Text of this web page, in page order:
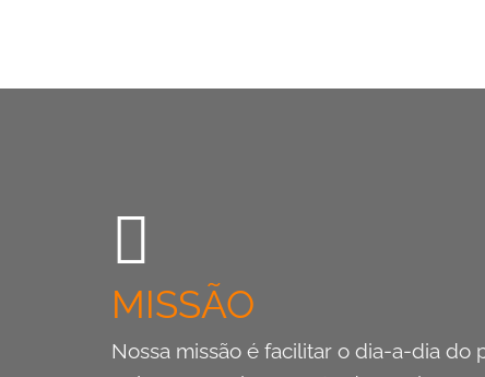
MISSÃO
Nossa missão é facilitar o dia-a-dia do